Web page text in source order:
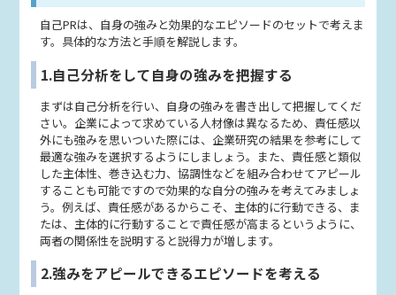
自己PRは、自身の強みと効果的なエピソードのセットで考えま
す。具体的な方法と手順を解説します。
1.自己分析をして自身の強みを把握する
まずは自己分析を行い、自身の強みを書き出して把握してくだ
さい。企業によって求めている人材像は異なるため、責任感以
外にも強みを思いついた際には、企業研究の結果を参考にして
最適な強みを選択するようにしましょう。また、責任感と類似
した主体性、巻き込む力、協調性などを組み合わせてアピール
することも可能ですので効果的な自分の強みを考えてみましょ
う。例えば、責任感があるからこそ、主体的に行動できる、ま
たは、主体的に行動することで責任感が高まるというように、
両者の関係性を説明すると説得力が増します。
2.強みをアピールできるエピソードを考える